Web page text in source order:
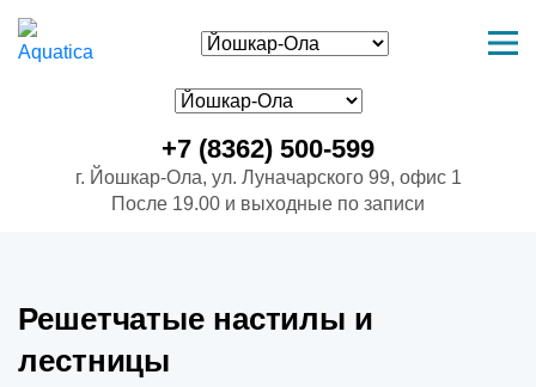
+7 (8362) 500-599
г. Йошкар-Ола, ул. Луначарского 99, офис 1
После 19.00 и выходные по записи
Решетчатые настилы и
лестницы